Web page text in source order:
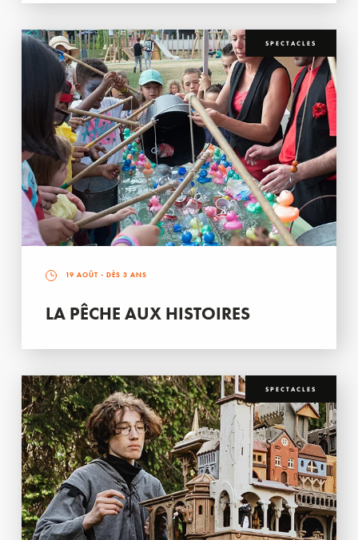
SPECTACLES
19 AOÛT - DÈS 3 ANS
LA PÊCHE AUX HISTOIRES
SPECTACLES